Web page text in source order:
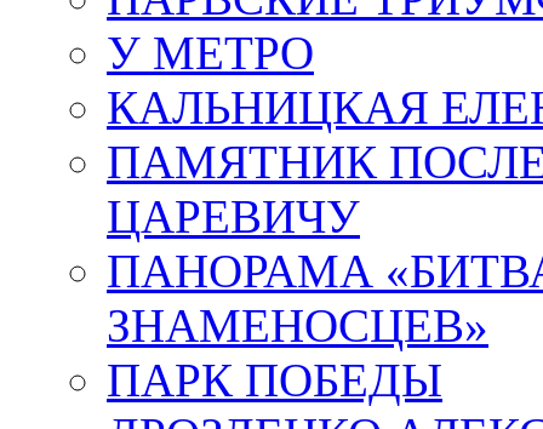
У МЕТРО
КАЛЬНИЦКАЯ
ПАМЯТНИК
ЦАРЕВИЧУ
ПАНОРАМА
ЗНАМЕНОСЦЕВ»
ПАРК ПОБЕДЫ